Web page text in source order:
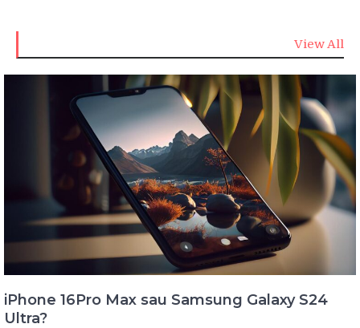
View All
iPhone 16Pro Max sau Samsung Galaxy S24
Ultra?